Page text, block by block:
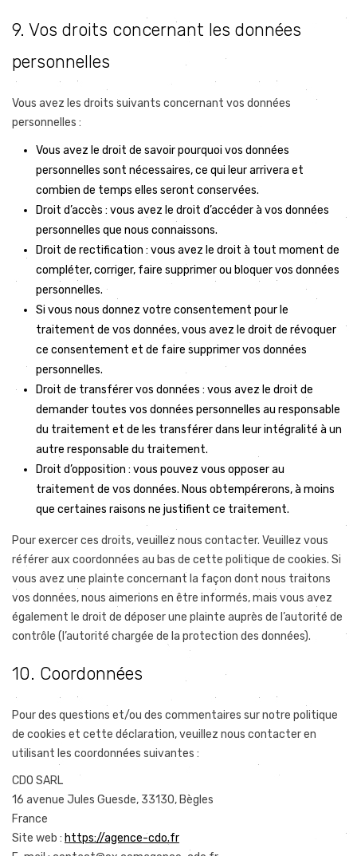
9. Vos droits concernant les données
personnelles
Vous avez les droits suivants concernant vos données
personnelles :
Vous avez le droit de savoir pourquoi vos données
personnelles sont nécessaires, ce qui leur arrivera et
combien de temps elles seront conservées.
Droit d’accès : vous avez le droit d’accéder à vos données
personnelles que nous connaissons.
Droit de rectification : vous avez le droit à tout moment de
compléter, corriger, faire supprimer ou bloquer vos données
personnelles.
Si vous nous donnez votre consentement pour le
traitement de vos données, vous avez le droit de révoquer
ce consentement et de faire supprimer vos données
personnelles.
Droit de transférer vos données : vous avez le droit de
demander toutes vos données personnelles au responsable
du traitement et de les transférer dans leur intégralité à un
autre responsable du traitement.
Droit d’opposition : vous pouvez vous opposer au
traitement de vos données. Nous obtempérerons, à moins
que certaines raisons ne justifient ce traitement.
Pour exercer ces droits, veuillez nous contacter. Veuillez vous
référer aux coordonnées au bas de cette politique de cookies. Si
vous avez une plainte concernant la façon dont nous traitons
vos données, nous aimerions en être informés, mais vous avez
également le droit de déposer une plainte auprès de l’autorité de
contrôle (l’autorité chargée de la protection des données).
10. Coordonnées
Pour des questions et/ou des commentaires sur notre politique
de cookies et cette déclaration, veuillez nous contacter en
utilisant les coordonnées suivantes :
CDO SARL
16 avenue Jules Guesde, 33130, Bègles
France
Site web : https://agence-cdo.fr